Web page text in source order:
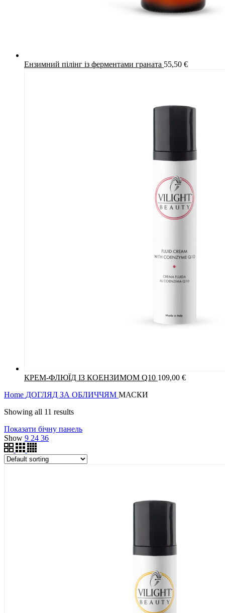
Ензимний пілінг із ферментами граната 55,50 €
КРЕМ-ФЛЮЇД ІЗ КОЕНЗИМОМ Q10 109,00 €
Home ДОГЛЯД ЗА ОБЛИЧЧЯМ МАСКИ
Showing all 11 results
Показати бічну панель
Show 9 24 36